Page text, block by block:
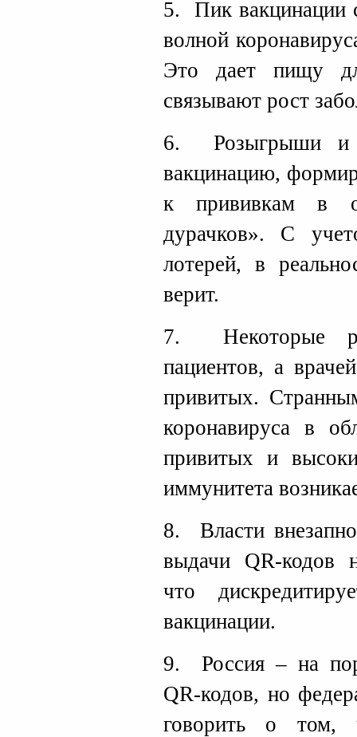
5. Пик вакцинации
волной
Это дает пищу
связывают рост
6. Розыгрыши и
вакцинацию,
к прививкам в
дурачков». С
лотерей, в
верит.
7. Некоторые
пациентов, а
привитых.
коронавируса в
привитых и
иммунитета
8. Власти
выдачи QR-кодов
что
вакцинации.
9. Россия – на
QR-кодов, но
говорить о том,